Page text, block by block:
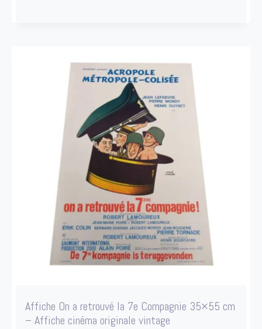
Affiche On a retrouvé la 7e Compagnie 35×55 cm
– Affiche cinéma originale vintage